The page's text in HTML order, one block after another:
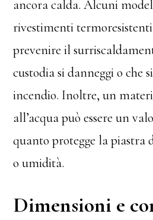
ancora calda. Alcuni
rivestimenti
prevenire il
custodia si danneggi o che
incendio. Inoltre, un
all’acqua può essere un
quanto protegge la piastra
o umidità.
Dimensioni e